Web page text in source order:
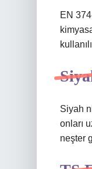
EN
Siyah
onları
neşter